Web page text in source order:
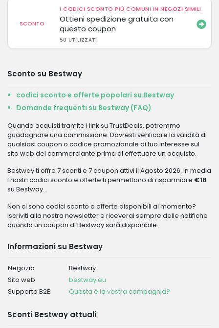
SCONTO
I CODICI SCONTO PIÙ COMUNI IN NEGOZI SIMILI
Ottieni spedizione gratuita con
questo coupon
50 UTILIZZATI
Sconto su Bestway
codici sconto e offerte popolari su Bestway
Domande frequenti su Bestway (FAQ)
Quando acquisti tramite i link su TrustDeals, potremmo
guadagnare una commissione. Dovresti verificare la validità di
qualsiasi coupon o codice promozionale di tuo interesse sul
sito web del commerciante prima di effettuare un acquisto.
Bestway ti offre 7 sconti e 7 coupon attivi il Agosto 2026. In media
i nostri codici sconto e offerte ti permettono di risparmiare €18
su Bestway.
Non ci sono codici sconto o offerte disponibili al momento?
Iscriviti alla nostra newsletter e riceverai sempre delle notifiche
quando un coupon di Bestway sarà disponibile.
Informazioni su Bestway
Negozio
Bestway
Sito web
bestway.eu
Supporto B2B
Questa è la vostra compagnia?
Sconti Bestway attuali